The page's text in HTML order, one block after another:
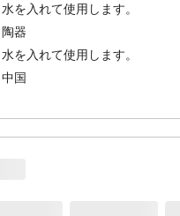
水を入れて使用します。
陶器
水を入れて使用します。
中国
生しますが、製造上出てしまう
ではありません。ご理解くださ